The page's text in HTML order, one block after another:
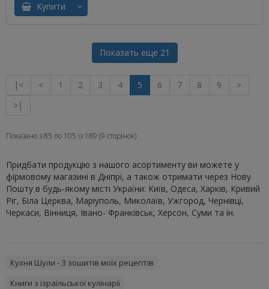
Купити
Показать еще 21
|< < 1 2 3 4 5 6 7 8 9
>
>|
Показано з 85 по 105 із 189 (9 сторінок)
Придбати продукцію з нашого асортименту ви можете у
фірмовому магазині в Дніпрі, а також отримати через Нову
Пошту в будь-якому місті України: Київ, Одеса, Харків, Кривий
Ріг, Біла Церква, Маріуполь, Миколаїв, Ужгород, Чернівці,
Черкаси, Вінниця, Івано- Франківськ, Херсон, Суми та ін.
Кухня Шули - З зошитів моїх рецептів
Книги з ізраїльської кулінарії